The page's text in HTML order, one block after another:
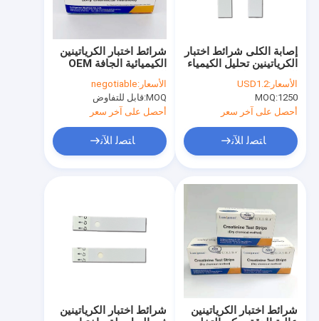
شرائط اختبار الكرياتينين
الكيميائية الجافة OEM
للمستشفى
الأسعار:negotiable
MOQ: قابل للتفاوض
أحصل على آخر سعر
ﺎﺘﺼﻟ ﺍﻶﻧ
إصابة الكلى شرائط اختبار
الكرياتينين تحليل الكيمياء
السريرية تحليل حمض
اليوريك
الأسعار:USD1.2
MOQ:1250
أحصل على آخر سعر
ﺎﺘﺼﻟ ﺍﻶﻧ
شرائط اختبار الكرياتينين
شرائط اختبار الكرياتينين